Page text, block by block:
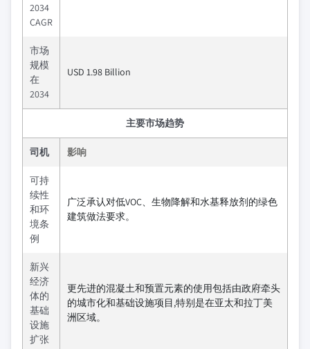
2034
CAGR
市场
规模
在
2034
USD 1.98 Billion
主要市场趋势
司机 影响
可持
续性
和环
境条
例
广泛承认对低VOC、生物降解和水基释放剂的绿色
建筑做法要求。
新兴
经济
体的
基础
设施
扩张
更先进的混凝土和预置元素的使用包括由政府牵头
的城市化和基础设施项目,特别是在亚太和拉丁美
洲区域。